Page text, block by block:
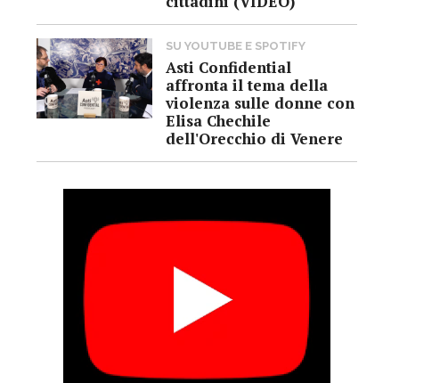
SU YOUTUBE E SPOTIFY
Asti Confidential
affronta il tema della
violenza sulle donne con
Elisa Chechile
dell'Orecchio di Venere